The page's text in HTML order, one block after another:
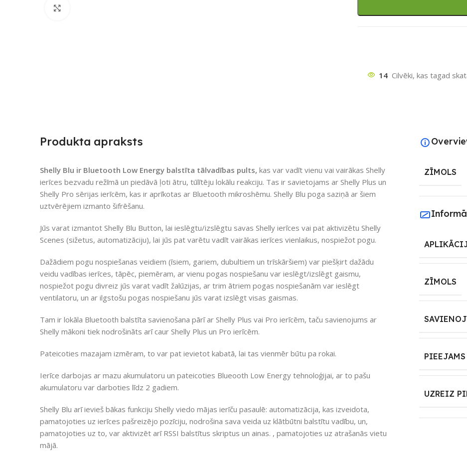
14 Cilvēki, kas tagad
Produkta apraksts
Shelly Blu ir Bluetooth Low Energy balstīta tālvadības pults, kas var vadīt vienu vai vairākas Shelly
ierīces bezvadu režīmā un piedāvā ļoti ātru, tūlītēju lokālu reakciju. Tas ir savietojams ar Shelly Plus un
Shelly Pro sērijas ierīcēm, kas ir aprīkotas ar Bluetooth mikroshēmu. Shelly Blu poga saziņā ar šiem
uztvērējiem izmanto šifrēšanu.
Jūs varat izmantot Shelly Blu Button, lai ieslēgtu/izslēgtu savas Shelly ierīces vai pat aktivizētu Shelly
Scenes (sižetus, automatizāciju), lai jūs pat varētu vadīt vairākas ierīces vienlaikus, nospiežot pogu.
Dažādiem pogu nospiešanas veidiem (īsiem, gariem, dubultiem un trīskāršiem) var piešķirt dažādu
veidu vadības ierīces, tāpēc, piemēram, ar vienu pogas nospiešanu var ieslēgt/izslēgt gaismu,
nospiežot pogu divreiz jūs varat vadīt žalūzijas, ar trim ātriem pogas nospiešanām var ieslēgt
ventilatoru, un ar ilgstošu pogas nospiešanu jūs varat izslēgt visas gaismas.
Tam ir lokāla Bluetooth balstīta savienošana pārī ar Shelly Plus vai Pro ierīcēm, taču savienojums ar
Shelly mākoni tiek nodrošināts arī caur Shelly Plus un Pro ierīcēm.
Pateicoties mazajam izmēram, to var pat ievietot kabatā, lai tas vienmēr būtu pa rokai.
Ierīce darbojas ar mazu akumulatoru un pateicoties Blueooth Low Energy tehnoloģijai, ar to pašu
akumulatoru var darboties līdz 2 gadiem.
Shelly Blu arī ievieš bākas funkciju Shelly viedo mājas ierīču pasaulē: automatizācija, kas izveidota,
pamatojoties uz ierīces pašreizējo pozīciju, nodrošina sava veida uz klātbūtni balstītu vadību, un,
pamatojoties uz to, var aktivizēt arī RSSI balstītus skriptus un ainas. , pamatojoties uz atrašanās vietu
mājā.
ZĪMOLS
ZĪMOLS
UZREIZ